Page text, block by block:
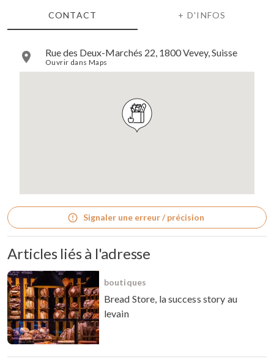
CONTACT + D'INFOS
Rue des Deux-Marchés 22, 1800 Vevey, Suisse
Ouvrir dans Maps
Signaler une erreur / précision
Articles liés à l'adresse
boutiques
Bread Store, la success story au
levain